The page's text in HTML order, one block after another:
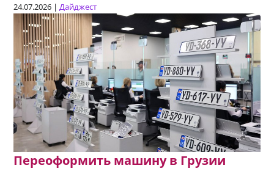
24.07.2026 |Дайджест
Переоформить машину в Грузии